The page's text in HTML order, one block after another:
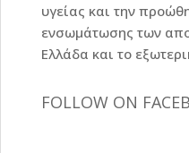
υγείας και την
ενσωμάτωσης των
Ελλάδα και το
FOLLOW ON